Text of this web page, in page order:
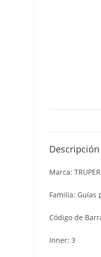
Descripción
Marca: TRUPER
Familia: Guías
Código de
Inner: 3